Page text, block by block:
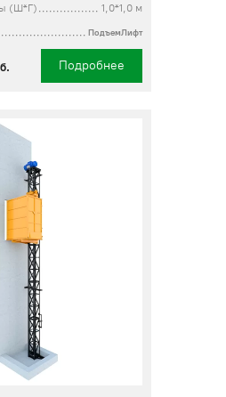
(Ш*Г)
1,0*1,0 м
ПодъемЛифт
Подробнее